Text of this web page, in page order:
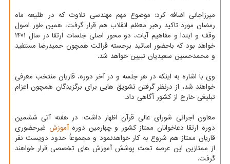
میرزاجانی اضافه کرد: موضوع مهم مهندسی تلاوت که در طلیعه ماه
رمضان مورد تاکید رهبر معظم انقلاب هم قرار گرفت، همین طور اصول
وقف و ابتدا و مفاهیم آیات، دو محور اصلی جلسات ارتقا در سال ۱۴۰۱
خواهد بود که باحضور اساتید برجسته قرائت همچون حمیدرضا مستفید
و محمدحسین سعیدیان تبیین خواهد شد.
وی با اشاره به اینکه در هر جلسه و در آخر دوره، قاریان منتخب معرفی
خواهند شد، از درنظر گرفتن تشویق هایی برای برگزیدگان همچون اعزام
تبلیغی خارج از کشور آگاهی داد.
معاون اجرائی شورای عالی قرآن اظهار داشت: در هفته آتی ششمین
دوره ارتقا دعاخوانان ممتاز کشور و چهارمین دورهآموزش غیرحضوری
قاریان ممتاز هم شروع به کار خواهدنمود و مجموعاً حدود دویست نفر
از ممتازین این عرصه تحت پوشش آموزش های تخصصی قرار خواهند
گرفت.